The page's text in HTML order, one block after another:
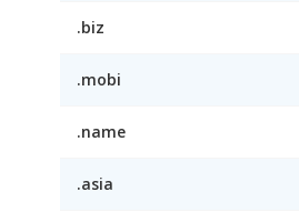
.biz
.mobi
.name
.asia